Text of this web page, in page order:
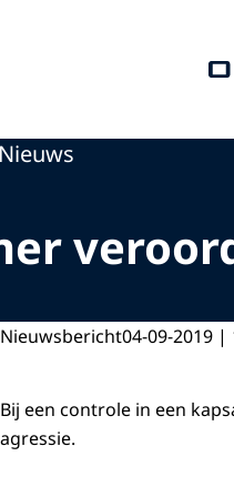
Nieuws
Nieuwsbericht04-09-2019 |
Bij een controle in een
agressie.